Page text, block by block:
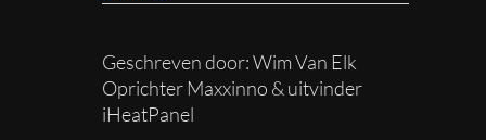
Geschreven door: Wim Van Elk
Oprichter Maxxinno & uitvinder
iHeatPanel